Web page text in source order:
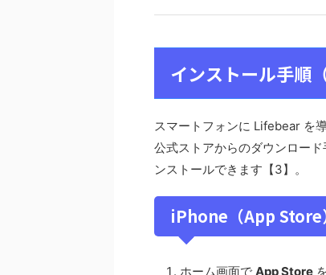
インストール手順
スマートフォンに Lifebear を
公式ストアからのダウンロー
ンストールできます【3】。
iPhone（App Store
ホーム画面で App Store